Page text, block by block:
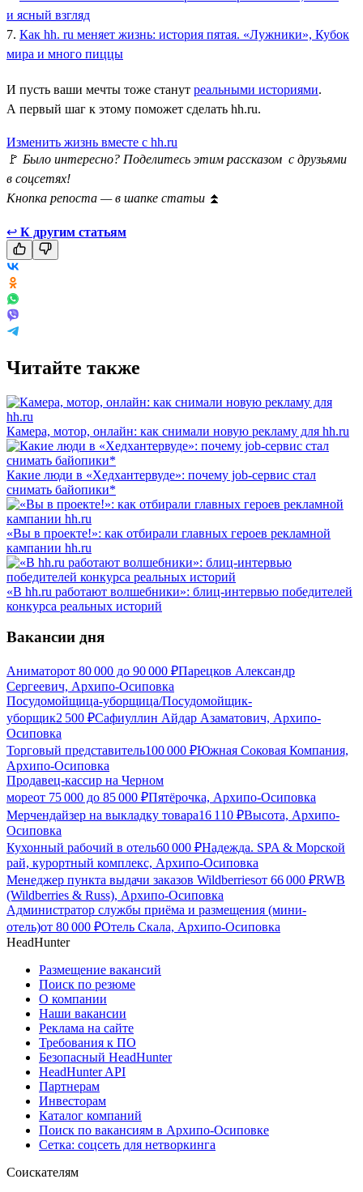
и ясный взгляд
7. Как hh. ru меняет жизнь: история пятая. «Лужники», Кубок
мира и много пиццы
И пусть ваши мечты тоже станут реальными историями.
А первый шаг к этому поможет сделать hh.ru.
Изменить жизнь вместе с hh.ru
🚩 Было интересно? Поделитесь этим рассказом с друзьями
в соцсетях!
Кнопка репоста — в шапке статьи ⏫
↩ К другим статьям
Читайте также
Камера, мотор, онлайн: как снимали новую рекламу для hh.ru
Какие люди в «Хедхантервуде»: почему job-сервис стал
снимать байопики*
«Вы в проекте!»: как отбирали главных героев рекламной
кампании hh.ru
«В hh.ru работают волшебники»: блиц-интервью победителей
конкурса реальных историй
Вакансии дня
Аниматорот 80 000 до 90 000 ₽Парецков Александр
Сергеевич, Архипо-Осиповка
Посудомойщица-уборщица/Посудомойщик-
уборщик2 500 ₽Сафиуллин Айдар Азаматович, Архипо-
Осиповка
Торговый представитель100 000 ₽Южная Соковая Компания,
Архипо-Осиповка
Продавец-кассир на Черном
мореот 75 000 до 85 000 ₽Пятёрочка, Архипо-Осиповка
Мерчендайзер на выкладку товара16 110 ₽Высота, Архипо-
Осиповка
Кухонный рабочий в отель60 000 ₽Надежда. SPA & Морской
рай, курортный комплекс, Архипо-Осиповка
Менеджер пункта выдачи заказов Wildberriesот 66 000 ₽RWB
(Wildberries & Russ), Архипо-Осиповка
Администратор службы приёма и размещения (мини-
отель)от 80 000 ₽Отель Скала, Архипо-Осиповка
HeadHunter
Размещение вакансий
Поиск по резюме
О компании
Наши вакансии
Реклама на сайте
Требования к ПО
Безопасный HeadHunter
HeadHunter API
Партнерам
Инвесторам
Каталог компаний
Поиск по вакансиям в Архипо-Осиповке
Сетка: соцсеть для нетворкинга
Соискателям